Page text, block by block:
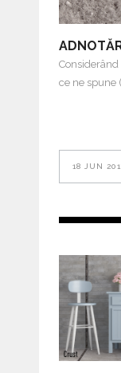
ce ne spune
18 JUN